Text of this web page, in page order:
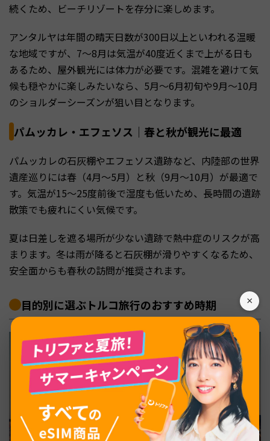
×
続くため、ビーチリゾートを存分に楽しめます。
アンタルヤは年間の晴天日数が300日以上といわれる温暖
な地域ですが、7〜8月は気温が40度近くまで上がる日も
あるため、屋外観光には体力が必要です。混雑を避けて気
候も穏やかに楽しみたいなら、5月〜6月初旬や9月〜10月
のショルダーシーズンが狙い目となります。
パムッカレ・エフェソス｜春と秋が観光に最適
パムッカレの石灰棚やエフェソス遺跡など、内陸部の世界
遺産巡りには春（4月〜5月）と秋（9月〜10月）が最適で
す。気温が15〜25度前後で湿度も低いため、長時間の遺跡
散策でも疲れにくい気候です。
夏は日差しを遮る場所が少ない遺跡で熱中症のリスクが高
まります。冬は雨が降ると石灰棚が滑りやすくなるため、
安全面からも春秋の訪問が推奨されます。
目的別に選ぶトルコ旅行のおすすめ時期